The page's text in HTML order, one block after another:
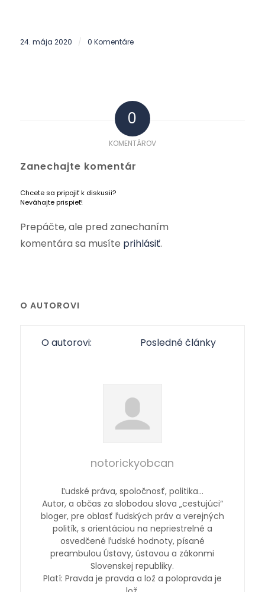
24. mája 2020 / 0 Komentáre
0
KOMENTÁROV
Zanechajte komentár
Chcete sa pripojiť k diskusii?
Neváhajte prispieť!
Prepáčte, ale pred zanechaním
komentára sa musíte prihlásiť.
O AUTOROVI
O autorovi: Posledné články
notorickyobcan
Ľudské práva, spoločnosť, politika…
Autor, a občas za slobodou slova „cestujúci“
bloger, pre oblasť ľudských práv a verejných
politík, s orientáciou na nepriestrelné a
osvedčené ľudské hodnoty, písané
preambulou Ústavy, ústavou a zákonmi
Slovenskej republiky.
Platí: Pravda je pravda a lož a polopravda je